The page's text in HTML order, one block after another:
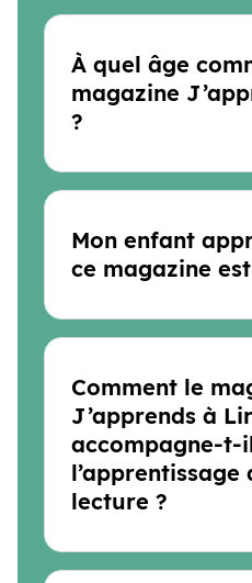
À quel âge
magazine
?
Mon enfant
ce magazine
Comment le
J’apprends à
accompagne-t-
l’apprentissage
lecture ?